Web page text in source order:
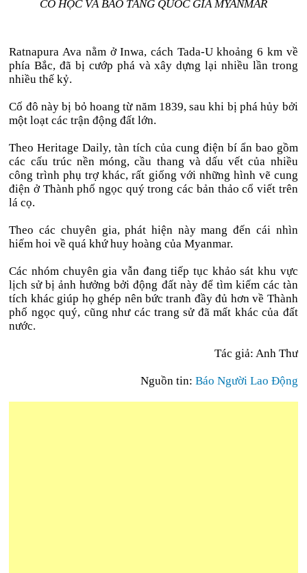
CỔ HỌC VÀ BẢO TÀNG QUỐC GIA MYANMAR
Ratnapura Ava nằm ở Inwa, cách Tada-U khoảng 6 km về
phía Bắc, đã bị cướp phá và xây dựng lại nhiều lần trong
nhiều thế kỷ.
Cố đô này bị bỏ hoang từ năm 1839, sau khi bị phá hủy bởi
một loạt các trận động đất lớn.
Theo Heritage Daily, tàn tích của cung điện bí ẩn bao gồm
các cấu trúc nền móng, cầu thang và dấu vết của nhiều
công trình phụ trợ khác, rất giống với những hình vẽ cung
điện ở Thành phố ngọc quý trong các bản thảo cổ viết trên
lá cọ.
Theo các chuyên gia, phát hiện này mang đến cái nhìn
hiếm hoi về quá khứ huy hoàng của Myanmar.
Các nhóm chuyên gia vẫn đang tiếp tục khảo sát khu vực
lịch sử bị ảnh hưởng bởi động đất này để tìm kiếm các tàn
tích khác giúp họ ghép nên bức tranh đầy đủ hơn về Thành
phố ngọc quý, cũng như các trang sử đã mất khác của đất
nước.
Tác giả: Anh Thư
Nguồn tin: Báo Người Lao Động